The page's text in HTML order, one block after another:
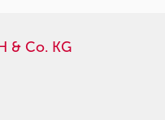
& Co. KG